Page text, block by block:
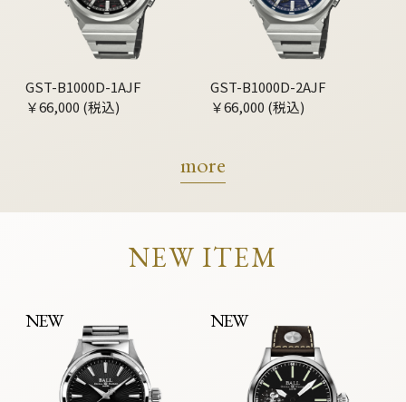
GST-B1000D-1AJF
￥66,000 (税込)
GST-B1000D-2AJF
￥66,000 (税込)
more
NEW ITEM
NEW NEW